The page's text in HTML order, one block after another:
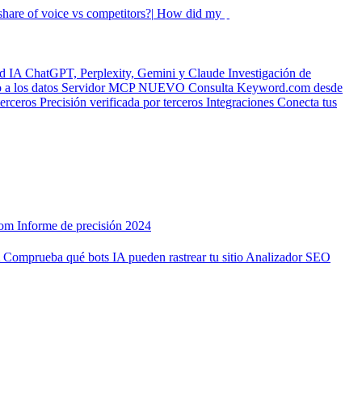
of voice vs competitors?| How did my rankings move this
IA ChatGPT, Perplexity, Gemini y Claude Investigación de
los datos Servidor MCPNUEVO Consulta Keyword.com desde
Precisión verificada por terceros Integraciones Conecta tus
Informe de precisión 2024
Comprueba qué bots IA pueden rastrear tu sitio Analizador SEO